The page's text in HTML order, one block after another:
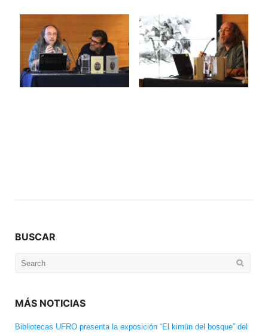
BUSCAR
Search
MÁS NOTICIAS
Bibliotecas UFRO presenta la exposición “El kimün del bosque” del